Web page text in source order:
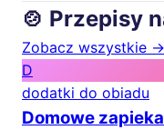
🍲 Przepisy
Zobacz wszystkie →
D
dodatki do obiadu
Domowe